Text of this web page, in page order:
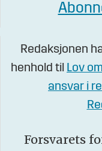
Redaksjonen
henhold til Lov
ansvar i
Forsvarets